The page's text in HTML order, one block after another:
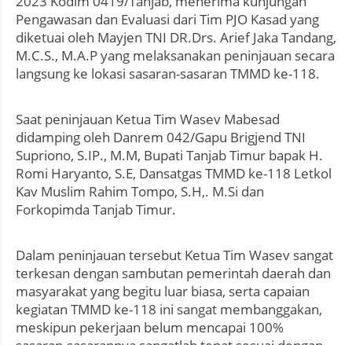
Pengawasan dan Evaluasi dari Tim PJO Kasad yang
diketuai oleh Mayjen TNI DR.Drs. Arief Jaka Tandang,
M.C.S., M.A.P yang melaksanakan peninjauan secara
langsung ke lokasi sasaran-sasaran TMMD ke-118.
Saat peninjauan Ketua Tim Wasev Mabesad
didamping oleh Danrem 042/Gapu Brigjend TNI
Supriono, S.IP., M.M, Bupati Tanjab Timur bapak H.
Romi Haryanto, S.E, Dansatgas TMMD ke-118 Letkol
Kav Muslim Rahim Tompo, S.H,. M.Si dan
Forkopimda Tanjab Timur.
Dalam peninjauan tersebut Ketua Tim Wasev sangat
terkesan dengan sambutan pemerintah daerah dan
masyarakat yang begitu luar biasa, serta capaian
kegiatan TMMD ke-118 ini sangat membanggakan,
meskipun pekerjaan belum mencapai 100%